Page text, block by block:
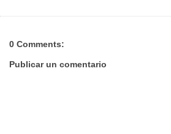
0 Comments:
Publicar un comentario